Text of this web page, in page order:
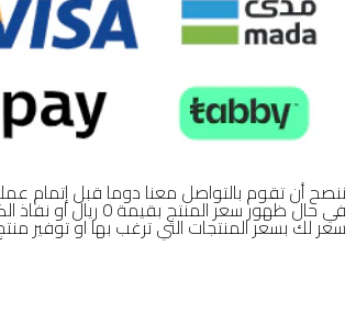
ننصح أن تقوم بالتواصل معنا دوما قبل إتمام
في حال ظهور سعر
سعر لك بسعر المنتجات التي ترغب بها او توفير